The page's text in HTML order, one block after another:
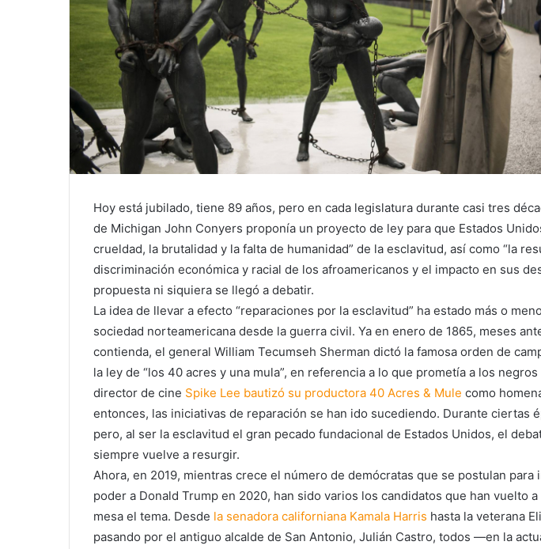
Hoy está jubilado, tiene 89 años, pero en cada legislatura durante casi tres
de Michigan John Conyers proponía un proyecto de ley para que Estados
crueldad, la brutalidad y la falta de humanidad” de la esclavitud, así como “la
discriminación económica y racial de los afroamericanos y el impacto en sus
propuesta ni siquiera se llegó a debatir.
La idea de llevar a efecto “reparaciones por la esclavitud” ha estado más o
sociedad norteamericana desde la guerra civil. Ya en enero de 1865, meses
contienda, el general William Tecumseh Sherman dictó la famosa orden de
la ley de “los 40 acres y una mula”, en referencia a lo que prometía a los
director de cine Spike Lee bautizó su productora 40 Acres & Mule como
entonces, las iniciativas de reparación se han ido sucediendo. Durante ciertas
pero, al ser la esclavitud el gran pecado fundacional de Estados Unidos, el
siempre vuelve a resurgir.
Ahora, en 2019, mientras crece el número de demócratas que se postulan para
poder a Donald Trump en 2020, han sido varios los candidatos que han vuelto
mesa el tema. Desde la senadora californiana Kamala Harris hasta la veterana
pasando por el antiguo alcalde de San Antonio, Julián Castro, todos —en la